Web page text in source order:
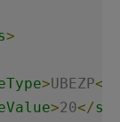
>
>UBEZP</
>20</